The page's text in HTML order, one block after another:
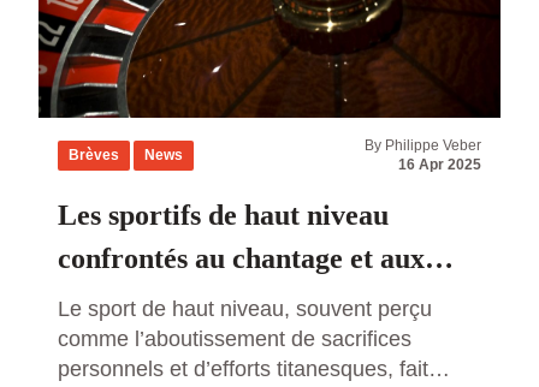
Brèves News
By Philippe Veber
16 Apr 2025
Les sportifs de haut niveau
confrontés au chantage et aux
agressions des parieurs en ligne :
un fléau grandissant
Le sport de haut niveau, souvent perçu
comme l’aboutissement de sacrifices
personnels et d’efforts titanesques, fait